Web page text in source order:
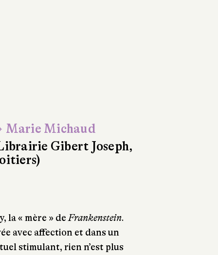
Marie Michaud
Gibert Joseph,
la « mère » deFrankenstein.
avec affection et dans un
stimulant, rien n’est plus